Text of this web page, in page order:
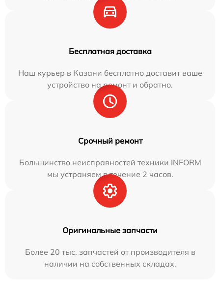
Бесплатная доставка
Наш курьер в Казани бесплатно доставит ваше
устройство на ремонт и обратно.
Срочный ремонт
Большинство неисправностей техники INFORM
мы устраняем в течение 2 часов.
Оригинальные запчасти
Более 20 тыс. запчастей от производителя в
наличии на собственных складах.